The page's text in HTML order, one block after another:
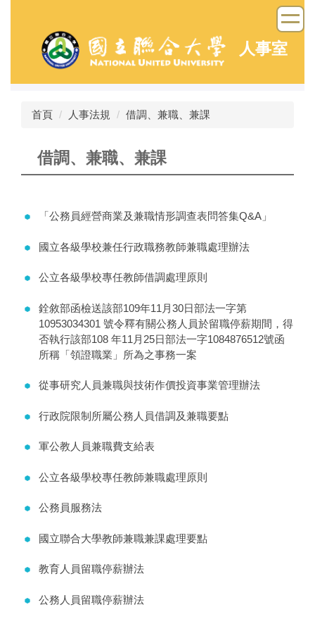
容
人事室
首頁 人事法規 借調、兼職、兼課
借調、兼職、兼課
「公務員經營商業及兼職情形調查表問答集Q&A」
國立各級學校兼任行政職務教師兼職處理辦法
公立各級學校專任教師借調處理原則
銓敘部函檢送該部109年11月30日部法一字第
10953034301 號令釋有關公務人員於留職停薪期間，得
否執行該部108 年11月25日部法一字1084876512號函
所稱「領證職業」所為之事務一案
從事研究人員兼職與技術作價投資事業管理辦法
行政院限制所屬公務人員借調及兼職要點
軍公教人員兼職費支給表
公立各級學校專任教師兼職處理原則
公務員服務法
國立聯合大學教師兼職兼課處理要點
教育人員留職停薪辦法
公務人員留職停薪辦法